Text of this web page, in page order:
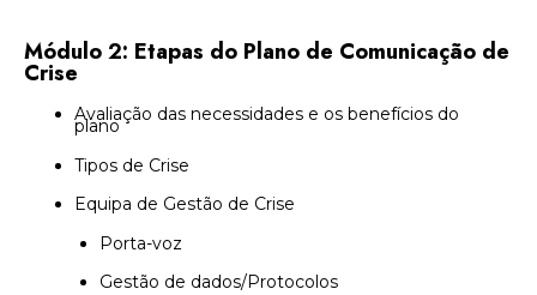
Módulo 2: Etapas do Plano de Comunicação de
Crise
Avaliação das necessidades e os benefícios do
plano
Tipos de Crise
Equipa de Gestão de Crise
Porta-voz
Gestão de dados/Protocolos